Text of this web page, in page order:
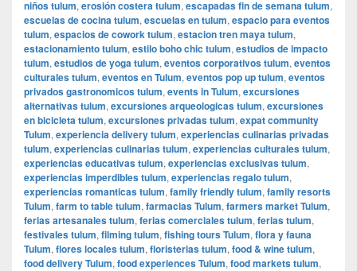
niños tulum, erosión costera tulum, escapadas fin de semana tulum,
escuelas de cocina tulum, escuelas en tulum, espacio para eventos
tulum, espacios de cowork tulum, estacion tren maya tulum,
estacionamiento tulum, estilo boho chic tulum, estudios de impacto
tulum, estudios de yoga tulum, eventos corporativos tulum, eventos
culturales tulum, eventos en Tulum, eventos pop up tulum, eventos
privados gastronomicos tulum, events in Tulum, excursiones
alternativas tulum, excursiones arqueologicas tulum, excursiones
en bicicleta tulum, excursiones privadas tulum, expat community
Tulum, experiencia delivery tulum, experiencias culinarias privadas
tulum, experiencias culinarias tulum, experiencias culturales tulum,
experiencias educativas tulum, experiencias exclusivas tulum,
experiencias imperdibles tulum, experiencias regalo tulum,
experiencias romanticas tulum, family friendly tulum, family resorts
Tulum, farm to table tulum, farmacias Tulum, farmers market Tulum,
ferias artesanales tulum, ferias comerciales tulum, ferias tulum,
festivales tulum, filming tulum, fishing tours Tulum, flora y fauna
Tulum, flores locales tulum, floristerias tulum, food & wine tulum,
food delivery Tulum, food experiences Tulum, food markets tulum,